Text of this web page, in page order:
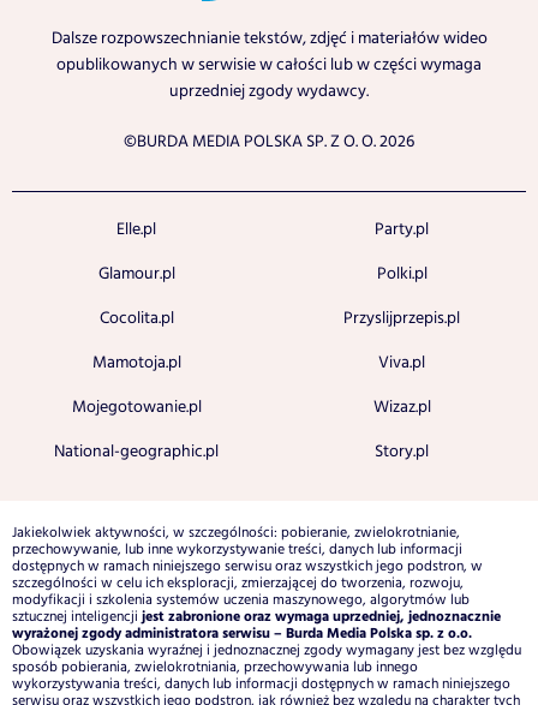
Dalsze rozpowszechnianie tekstów, zdjęć i materiałów wideo
opublikowanych w serwisie w całości lub w części wymaga
uprzedniej zgody wydawcy.
©BURDA MEDIA POLSKA SP. Z O. O. 2026
Elle.pl
Glamour.pl
Cocolita.pl
Mamotoja.pl
Mojegotowanie.pl
National-geographic.pl
Party.pl
Polki.pl
Przyslijprzepis.pl
Viva.pl
Wizaz.pl
Story.pl
Jakiekolwiek aktywności, w szczególności: pobieranie, zwielokrotnianie,
przechowywanie, lub inne wykorzystywanie treści, danych lub informacji
dostępnych w ramach niniejszego serwisu oraz wszystkich jego podstron, w
szczególności w celu ich eksploracji, zmierzającej do tworzenia, rozwoju,
modyfikacji i szkolenia systemów uczenia maszynowego, algorytmów lub
sztucznej inteligencji jest zabronione oraz wymaga uprzedniej, jednoznacznie
wyrażonej zgody administratora serwisu – Burda Media Polska sp. z o.o.
Obowiązek uzyskania wyraźnej i jednoznacznej zgody wymagany jest bez względu
sposób pobierania, zwielokrotniania, przechowywania lub innego
wykorzystywania treści, danych lub informacji dostępnych w ramach niniejszego